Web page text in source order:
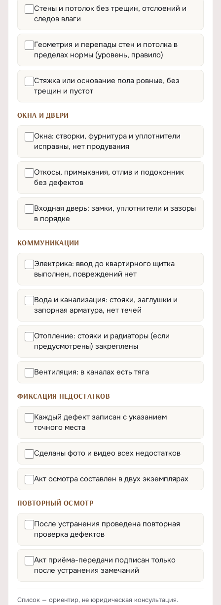
Стены и потолок без трещин, отслоений и
следов влаги
Геометрия и перепады стен и потолка в
пределах нормы (уровень, правило)
Стяжка или основание пола ровные, без
трещин и пустот
ОКНА И ДВЕРИ
Окна: створки, фурнитура и уплотнители
исправны, нет продувания
Откосы, примыкания, отлив и подоконник
без дефектов
Входная дверь: замки, уплотнители и зазоры
в порядке
КОММУНИКАЦИИ
Электрика: ввод до квартирного щитка
выполнен, повреждений нет
Вода и канализация: стояки, заглушки и
запорная арматура, нет течей
Отопление: стояки и радиаторы (если
предусмотрены) закреплены
Вентиляция: в каналах есть тяга
ФИКСАЦИЯ НЕДОСТАТКОВ
Каждый дефект записан с указанием
точного места
Сделаны фото и видео всех недостатков
Акт осмотра составлен в двух экземплярах
ПОВТОРНЫЙ ОСМОТР
После устранения проведена повторная
проверка дефектов
Акт приёма-передачи подписан только
после устранения замечаний
Список — ориентир, не юридическая консультация.